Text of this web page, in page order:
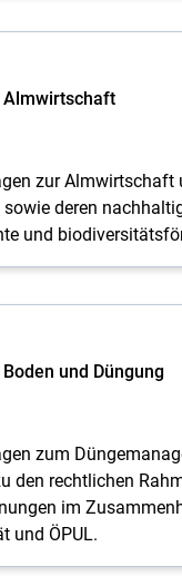
Almwirtschaft
zur Almwirtschaft
deren
und
Boden und Düngung
zum
den rechtlichen
im
und ÖPUL.